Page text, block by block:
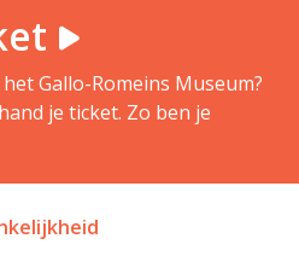
Gallo-Romeins Museum?
je ticket. Zo ben je